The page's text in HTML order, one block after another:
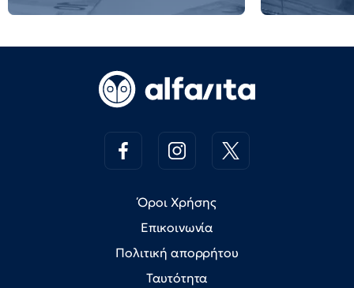
Όροι Χρήσης
Επικοινωνία
Πολιτική απορρήτου
Ταυτότητα